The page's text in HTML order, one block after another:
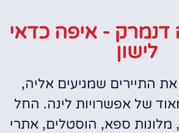
דנמרק - איפה כדאי
לישון
התיירים שמגיעים אליה,
של אפשרויות לינה. החל
מלונות ספא, הוסטלים, אתרי